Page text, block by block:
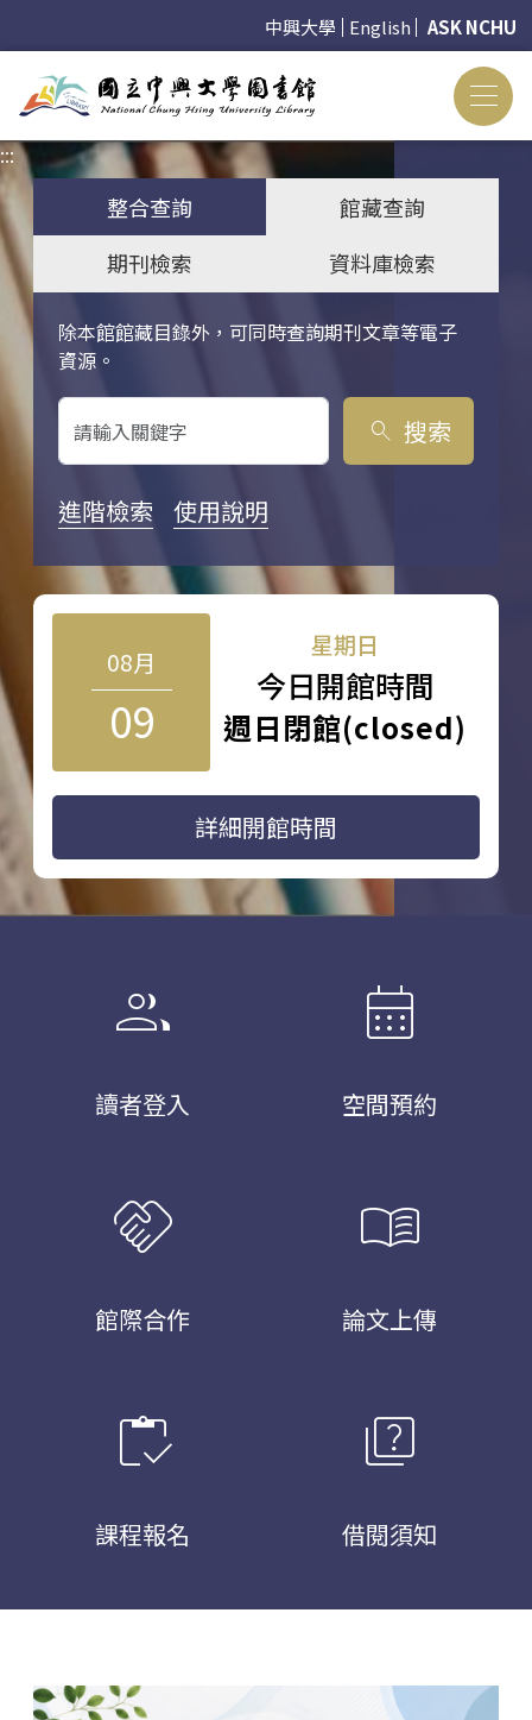
中興大學 English ASK NCHU
:::
整合查詢
館藏查詢
期刊檢索
資料庫檢索
除本館館藏目錄外，可同時查詢期刊文章等電子
資源。
關鍵字搜尋
search 搜索
進階檢索 使用說明
08月
09
星期日
今日開館時間
週日閉館(closed)
詳細開館時間
group
讀者登入
calendar_month
空間預約
handshake
館際合作
menu_book
論文上傳
inventory
課程報名
quiz
借閱須知